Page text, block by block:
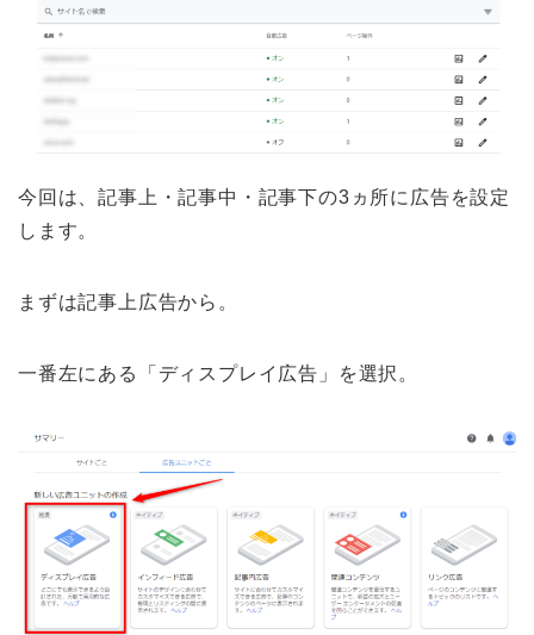
今回は、記事上・記事中・記事下の3ヵ所に広告を設定
します。
まずは記事上広告から。
一番左にある「ディスプレイ広告」を選択。